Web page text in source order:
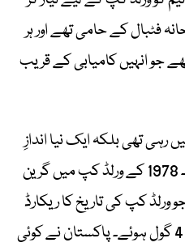
فٹبال کے حامی تھے اور ہر
جو انہیں کامیابی کے قریب
تھی بلکہ ایک نیا اندازِ
کھیل بھی متعارف کرا رہی تھی۔ 1978 کے ورلڈ کپ میں گرین
جو ورلڈ کپ کی تاریخ کا ریکارڈ
ہے، جبکہ ان کے خلاف صرف 4 گول ہوئے۔ پاکستان نے کوئی